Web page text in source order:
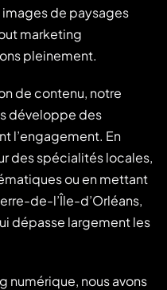
images de paysages
marketing
pleinement.
de contenu, notre
développe des
l’engagement. En
des spécialités locales,
ou en mettant
de-l’Île-d’Orléans,
dépasse largement les
numérique, nous avons